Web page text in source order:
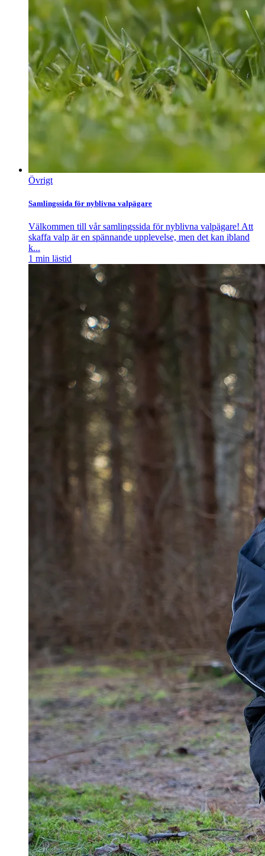
Övrigt
Samlingssida för nyblivna valpägare
Välkommen till vår samlingssida för nyblivna valpägare! Att
skaffa valp är en spännande upplevelse, men det kan ibland
k...
1 min lästid